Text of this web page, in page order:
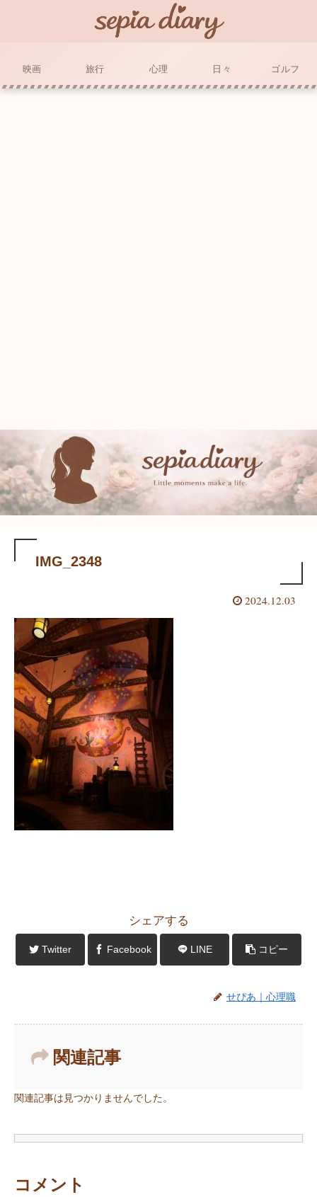
映画 旅行 心理 日々 ゴルフ
IMG_2348
2024.12.03
シェアする
Twitter Facebook LINE コピー
せぴあ｜心理職
関連記事
関連記事は見つかりませんでした。
コメント